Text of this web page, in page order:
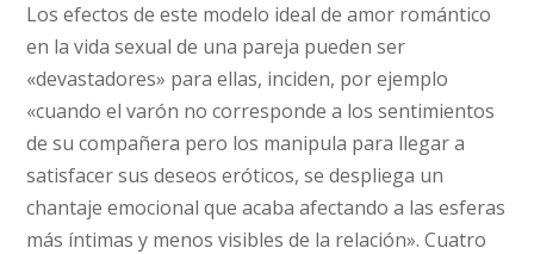
Los efectos de este modelo ideal de amor romántico
en la vida sexual de una pareja pueden ser
«devastadores» para ellas, inciden, por ejemplo
«cuando el varón no corresponde a los sentimientos
de su compañera pero los manipula para llegar a
satisfacer sus deseos eróticos, se despliega un
chantaje emocional que acaba afectando a las esferas
más íntimas y menos visibles de la relación». Cuatro